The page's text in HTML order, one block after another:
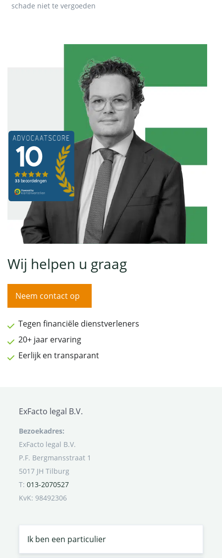
schade niet te vergoeden
Wij helpen u graag
Neem contact op
Tegen financiële dienstverleners
20+ jaar ervaring
Eerlijk en transparant
ExFacto legal B.V.
Bezoekadres:
ExFacto legal B.V.
P.F. Bergmansstraat 1
5017 JH Tilburg
T: 013-2070527
KvK: 98492306
Ik ben een particulier